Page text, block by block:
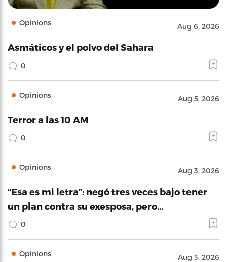
Opinions Aug 6, 2026
Asmáticos y el polvo del Sahara
0
Opinions Aug 5, 2026
Terror a las 10 AM
0
Opinions Aug 3, 2026
“Esa es mi letra”: negó tres veces bajo tener
un plan contra su exesposa, pero…
0
Opinions Aug 3, 2026